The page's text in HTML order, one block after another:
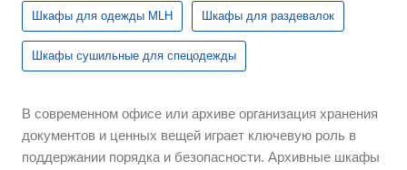
Шкафы для одежды MLH Шкафы для раздевалок
Шкафы сушильные для спецодежды
В современном офисе или архиве организация хранения
документов и ценных вещей играет ключевую роль в
поддержании порядка и безопасности. Архивные шкафы